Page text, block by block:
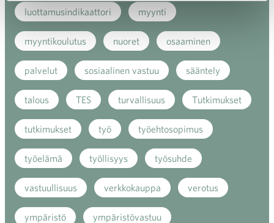
luottamusindikaattori myynti
myyntikoulutus nuoret osaaminen
palvelut sosiaalinen vastuu sääntely
talous TES turvallisuus Tutkimukset
tutkimukset työ työehtosopimus
työelämä työllisyys työsuhde
vastuullisuus verkkokauppa verotus
ympäristö ympäristövastuu